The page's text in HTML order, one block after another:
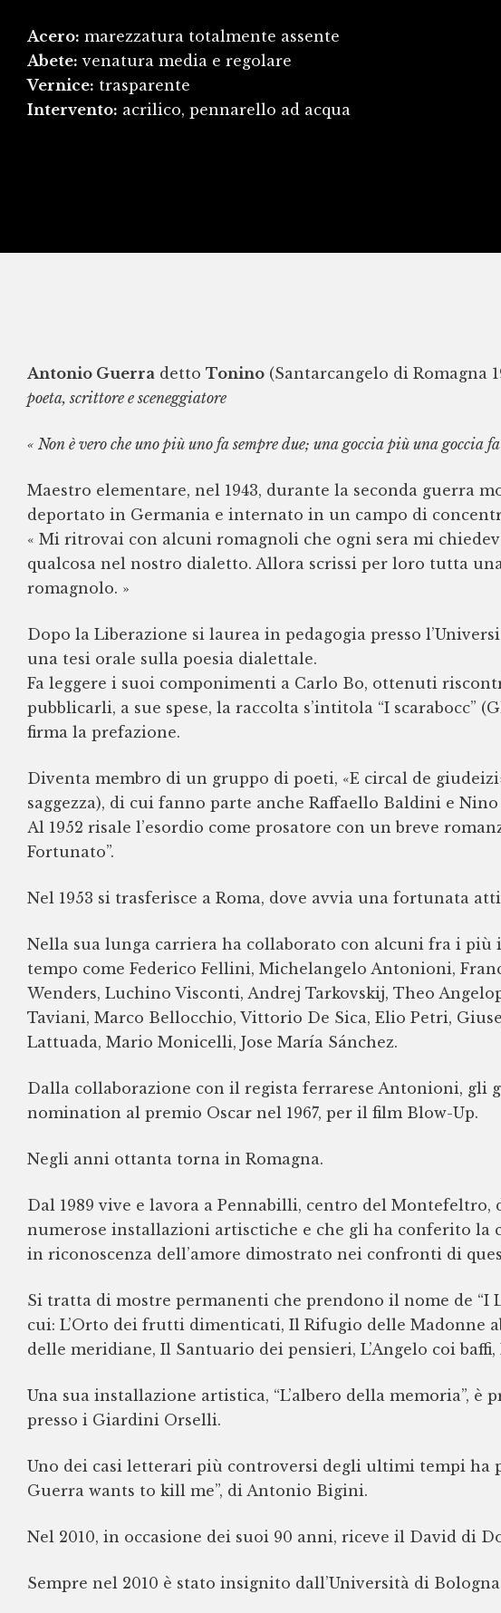
Acero: marezzatura totalmente assente
Abete: venatura media e regolare
Vernice: trasparente
Intervento: acrilico, pennarello ad acqua
Antonio Guerra detto Tonino (Santarcangelo di Romagna
poeta, scrittore e sceneggiatore
« Non è vero che uno più uno fa sempre due; una goccia più una goccia
Maestro elementare, nel 1943, durante la seconda guerra
deportato in Germania e internato in un campo di
« Mi ritrovai con alcuni romagnoli che ogni sera mi
qualcosa nel nostro dialetto. Allora scrissi per loro tutta
romagnolo. »
Dopo la Liberazione si laurea in pedagogia presso
una tesi orale sulla poesia dialettale.
Fa leggere i suoi componimenti a Carlo Bo, ottenuti
pubblicarli, a sue spese, la raccolta s’intitola “I scarabocc”
firma la prefazione.
Diventa membro di un gruppo di poeti, «E circal de
saggezza), di cui fanno parte anche Raffaello Baldini e
Al 1952 risale l’esordio come prosatore con un breve
Fortunato”.
Nel 1953 si trasferisce a Roma, dove avvia una fortunata
Nella sua lunga carriera ha collaborato con alcuni fra i
tempo come Federico Fellini, Michelangelo Antonioni,
Wenders, Luchino Visconti, Andrej Tarkovskij, Theo
Taviani, Marco Bellocchio, Vittorio De Sica, Elio Petri,
Lattuada, Mario Monicelli, Jose María Sánchez.
Dalla collaborazione con il regista ferrarese Antonioni, gli
nomination al premio Oscar nel 1967, per il film Blow-Up.
Negli anni ottanta torna in Romagna.
Dal 1989 vive e lavora a Pennabilli, centro del Montefeltro,
numerose installazioni artisctiche e che gli ha conferito la
in riconoscenza dell’amore dimostrato nei confronti di
Si tratta di mostre permanenti che prendono il nome de “I
cui: L’Orto dei frutti dimenticati, Il Rifugio delle Madonne
delle meridiane, Il Santuario dei pensieri, L’Angelo coi
Una sua installazione artistica, “L’albero della memoria”, è
presso i Giardini Orselli.
Uno dei casi letterari più controversi degli ultimi tempi ha
Guerra wants to kill me”, di Antonio Bigini.
Nel 2010, in occasione dei suoi 90 anni, riceve il David di
Sempre nel 2010 è stato insignito dall’Università di